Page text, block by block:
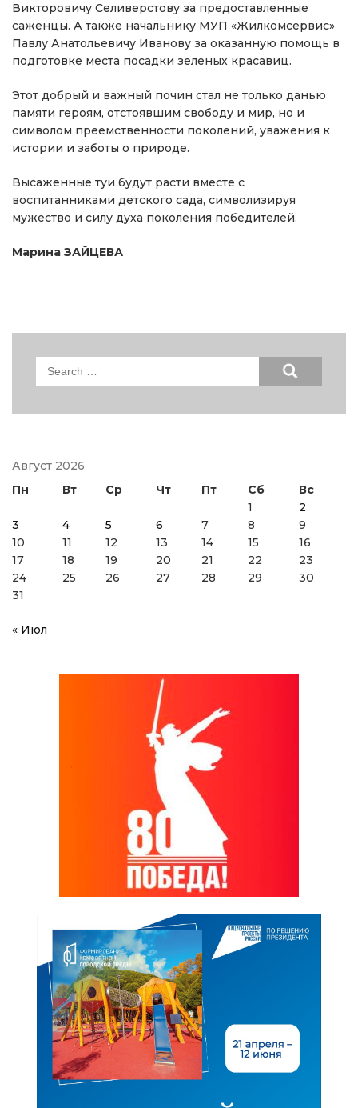
Викторовичу Селиверстову за предоставленные
саженцы. А также начальнику МУП «Жилкомсервис»
Павлу Анатольевичу Иванову за оказанную помощь в
подготовке места посадки зеленых красавиц.
Этот добрый и важный почин стал не только данью
памяти героям, отстоявшим свободу и мир, но и
символом преемственности поколений, уважения к
истории и заботы о природе.
Высаженные туи будут расти вместе с
воспитанниками детского сада, символизируя
мужество и силу духа поколения победителей.
Марина ЗАЙЦЕВА
Search
Август 2026
Пн
Вт Ср Чт Пт Сб
Вс
1
2
3
4 5 6 7 8
9
10
11 12 13 14 15
16
17
18 19 20 21 22
23
24
25 26 27 28 29
30
31
« Июл